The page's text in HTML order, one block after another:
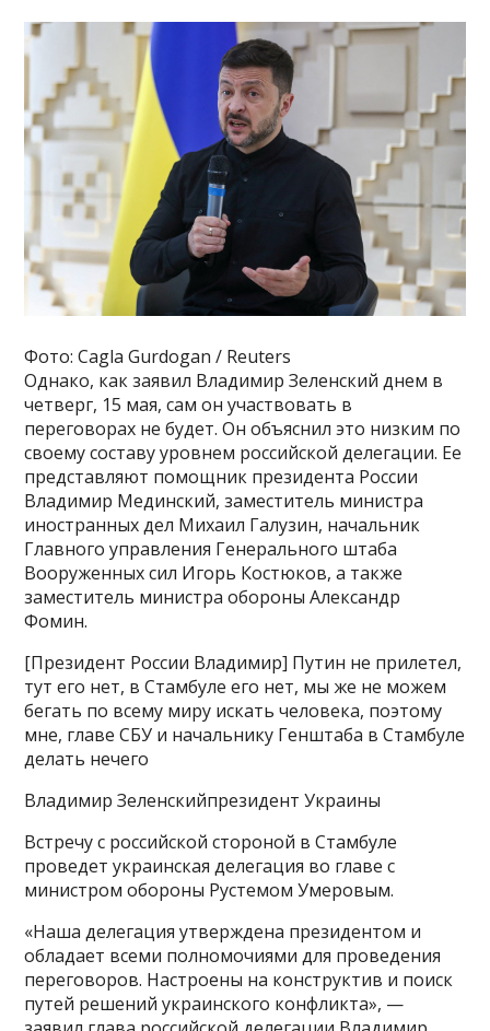
Фото: Cagla Gurdogan / Reuters
Однако, как заявил Владимир Зеленский днем в
четверг, 15 мая, сам он участвовать в
переговорах не будет. Он объяснил это низким по
своему составу уровнем российской делегации. Ее
представляют помощник президента России
Владимир Мединский, заместитель министра
иностранных дел Михаил Галузин, начальник
Главного управления Генерального штаба
Вооруженных сил Игорь Костюков, а также
заместитель министра обороны Александр
Фомин.
[Президент России Владимир] Путин не прилетел,
тут его нет, в Стамбуле его нет, мы же не можем
бегать по всему миру искать человека, поэтому
мне, главе СБУ и начальнику Генштаба в Стамбуле
делать нечего
Владимир Зеленскийпрезидент Украины
Встречу с российской стороной в Стамбуле
проведет украинская делегация во главе с
министром обороны Рустемом Умеровым.
«Наша делегация утверждена президентом и
обладает всеми полномочиями для проведения
переговоров. Настроены на конструктив и поиск
путей решений украинского конфликта», —